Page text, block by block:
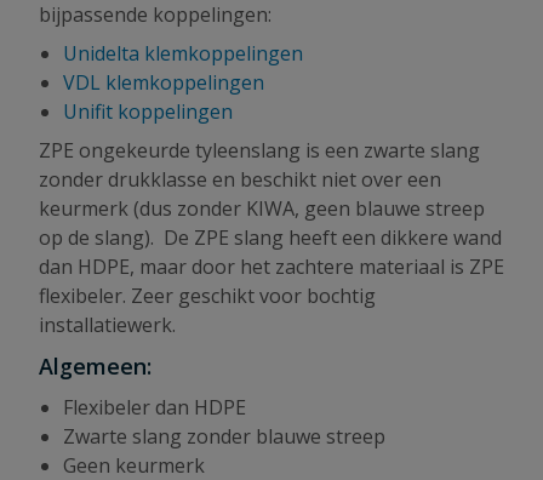
bijpassende koppelingen:
Unidelta klemkoppelingen
VDL klemkoppelingen
Unifit koppelingen
ZPE ongekeurde tyleenslang is een zwarte slang
zonder drukklasse en beschikt niet over een
keurmerk (dus zonder KIWA, geen blauwe streep
op de slang). De ZPE slang heeft een dikkere wand
dan HDPE, maar door het zachtere materiaal is ZPE
flexibeler. Zeer geschikt voor bochtig
installatiewerk.
Algemeen:
Flexibeler dan HDPE
Zwarte slang zonder blauwe streep
Geen keurmerk